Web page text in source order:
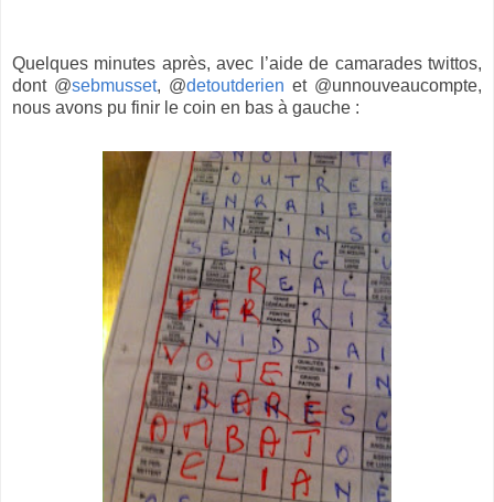
Quelques minutes après, avec l’aide de camarades twittos,
dont @sebmusset, @detoutderien et @unnouveaucompte,
nous avons pu finir le coin en bas à gauche :